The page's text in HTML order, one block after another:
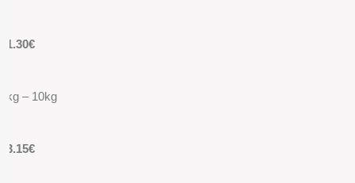
11.30€
5kg – 10kg
13.15€